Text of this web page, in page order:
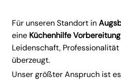
Für unseren Standort in
eine Küchenhilfe
Leidenschaft,
überzeugt.
Unser größter Anspruch ist